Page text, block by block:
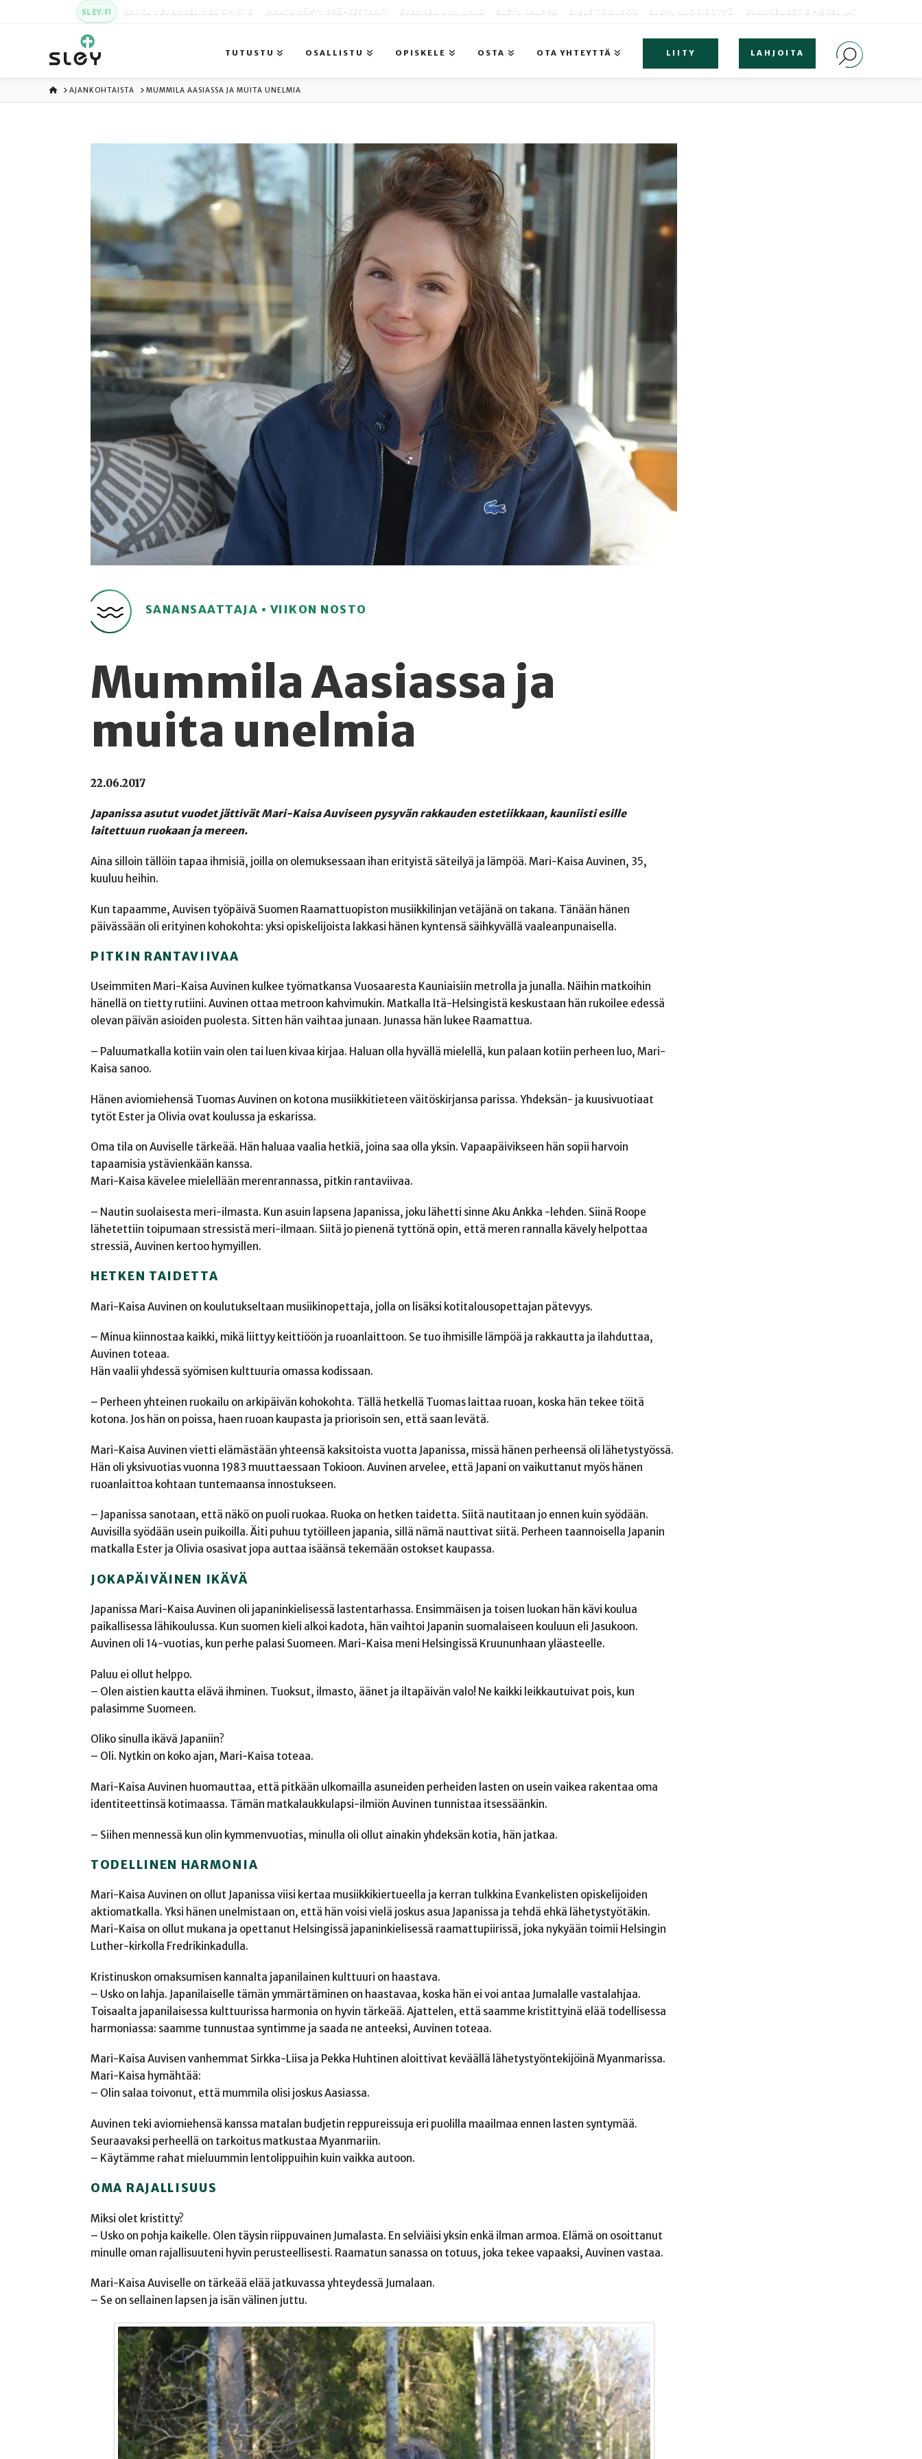
SLEY.FI KARKUN EVANKELINEN OPISTO MAATA NÄKYVISSÄ -FESTARIT EVANKELIUMIJUHLA SLEYN KAUPPA BIBLE TOOLBOX SLEYN NUORISOTYÖ EVANKELISET OPISKELIJAT
TUTUSTU OSALLISTU OPISKELE OSTA OTA YHTEYTTÄ LIITY LAHJOITA
ETUSIVU
AJANKOHTAISTA MUMMILA AASIASSA JA MUITA UNELMIA
SANANSAATTAJA • VIIKON NOSTO
Mummila Aasiassa ja
muita unelmia
22.06.2017
Japanissa asutut vuodet jättivät Mari-Kaisa Auviseen pysyvän rakkauden estetiikkaan, kauniisti esille
laitettuun ruokaan ja mereen.
Aina silloin tällöin tapaa ihmisiä, joilla on olemuksessaan ihan erityistä säteilyä ja lämpöä. Mari-Kaisa Auvinen, 35,
kuuluu heihin.
Kun tapaamme, Auvisen työpäivä Suomen Raamattuopiston musiikkilinjan vetäjänä on takana. Tänään hänen
päivässään oli erityinen kohokohta: yksi opiskelijoista lakkasi hänen kyntensä säihkyvällä vaaleanpunaisella.
PITKIN RANTAVIIVAA
Useimmiten Mari-Kaisa Auvinen kulkee työmatkansa Vuosaaresta Kauniaisiin metrolla ja junalla. Näihin matkoihin
hänellä on tietty rutiini. Auvinen ottaa metroon kahvimukin. Matkalla Itä-Helsingistä keskustaan hän rukoilee edessä
olevan päivän asioiden puolesta. Sitten hän vaihtaa junaan. Junassa hän lukee Raamattua.
– Paluumatkalla kotiin vain olen tai luen kivaa kirjaa. Haluan olla hyvällä mielellä, kun palaan kotiin perheen luo, Mari-
Kaisa sanoo.
Hänen aviomiehensä Tuomas Auvinen on kotona musiikkitieteen väitöskirjansa parissa. Yhdeksän- ja kuusivuotiaat
tytöt Ester ja Olivia ovat koulussa ja eskarissa.
Oma tila on Auviselle tärkeää. Hän haluaa vaalia hetkiä, joina saa olla yksin. Vapaapäivikseen hän sopii harvoin
tapaamisia ystävienkään kanssa.
Mari-Kaisa kävelee mielellään merenrannassa, pitkin rantaviivaa.
– Nautin suolaisesta meri-ilmasta. Kun asuin lapsena Japanissa, joku lähetti sinne Aku Ankka -lehden. Siinä Roope
lähetettiin toipumaan stressistä meri-ilmaan. Siitä jo pienenä tyttönä opin, että meren rannalla kävely helpottaa
stressiä, Auvinen kertoo hymyillen.
HETKEN TAIDETTA
Mari-Kaisa Auvinen on koulutukseltaan musiikinopettaja, jolla on lisäksi kotitalousopettajan pätevyys.
– Minua kiinnostaa kaikki, mikä liittyy keittiöön ja ruoanlaittoon. Se tuo ihmisille lämpöä ja rakkautta ja ilahduttaa,
Auvinen toteaa.
Hän vaalii yhdessä syömisen kulttuuria omassa kodissaan.
– Perheen yhteinen ruokailu on arkipäivän kohokohta. Tällä hetkellä Tuomas laittaa ruoan, koska hän tekee töitä
kotona. Jos hän on poissa, haen ruoan kaupasta ja priorisoin sen, että saan levätä.
Mari-Kaisa Auvinen vietti elämästään yhteensä kaksitoista vuotta Japanissa, missä hänen perheensä oli lähetystyössä.
Hän oli yksivuotias vuonna 1983 muuttaessaan Tokioon. Auvinen arvelee, että Japani on vaikuttanut myös hänen
ruoanlaittoa kohtaan tuntemaansa innostukseen.
– Japanissa sanotaan, että näkö on puoli ruokaa. Ruoka on hetken taidetta. Siitä nautitaan jo ennen kuin syödään.
Auvisilla syödään usein puikoilla. Äiti puhuu tytöilleen japania, sillä nämä nauttivat siitä. Perheen taannoisella Japanin
matkalla Ester ja Olivia osasivat jopa auttaa isäänsä tekemään ostokset kaupassa.
JOKAPÄIVÄINEN IKÄVÄ
Japanissa Mari-Kaisa Auvinen oli japaninkielisessä lastentarhassa. Ensimmäisen ja toisen luokan hän kävi koulua
paikallisessa lähikoulussa. Kun suomen kieli alkoi kadota, hän vaihtoi Japanin suomalaiseen kouluun eli Jasukoon.
Auvinen oli 14-vuotias, kun perhe palasi Suomeen. Mari-Kaisa meni Helsingissä Kruununhaan yläasteelle.
Paluu ei ollut helppo.
– Olen aistien kautta elävä ihminen. Tuoksut, ilmasto, äänet ja iltapäivän valo! Ne kaikki leikkautuivat pois, kun
palasimme Suomeen.
Oliko sinulla ikävä Japaniin?
– Oli. Nytkin on koko ajan, Mari-Kaisa toteaa.
Mari-Kaisa Auvinen huomauttaa, että pitkään ulkomailla asuneiden perheiden lasten on usein vaikea rakentaa oma
identiteettinsä kotimaassa. Tämän matkalaukkulapsi-ilmiön Auvinen tunnistaa itsessäänkin.
– Siihen mennessä kun olin kymmenvuotias, minulla oli ollut ainakin yhdeksän kotia, hän jatkaa.
TODELLINEN HARMONIA
Mari-Kaisa Auvinen on ollut Japanissa viisi kertaa musiikkikiertueella ja kerran tulkkina Evankelisten opiskelijoiden
aktiomatkalla. Yksi hänen unelmistaan on, että hän voisi vielä joskus asua Japanissa ja tehdä ehkä lähetystyötäkin.
Mari-Kaisa on ollut mukana ja opettanut Helsingissä japaninkielisessä raamattupiirissä, joka nykyään toimii Helsingin
Luther-kirkolla Fredrikinkadulla.
Kristinuskon omaksumisen kannalta japanilainen kulttuuri on haastava.
– Usko on lahja. Japanilaiselle tämän ymmärtäminen on haastavaa, koska hän ei voi antaa Jumalalle vastalahjaa.
Toisaalta japanilaisessa kulttuurissa harmonia on hyvin tärkeää. Ajattelen, että saamme kristittyinä elää todellisessa
harmoniassa: saamme tunnustaa syntimme ja saada ne anteeksi, Auvinen toteaa.
Mari-Kaisa Auvisen vanhemmat Sirkka-Liisa ja Pekka Huhtinen aloittivat keväällä lähetystyöntekijöinä Myanmarissa.
Mari-Kaisa hymähtää:
– Olin salaa toivonut, että mummila olisi joskus Aasiassa.
Auvinen teki aviomiehensä kanssa matalan budjetin reppureissuja eri puolilla maailmaa ennen lasten syntymää.
Seuraavaksi perheellä on tarkoitus matkustaa Myanmariin.
– Käytämme rahat mieluummin lentolippuihin kuin vaikka autoon.
OMA RAJALLISUUS
Miksi olet kristitty?
– Usko on pohja kaikelle. Olen täysin riippuvainen Jumalasta. En selviäisi yksin enkä ilman armoa. Elämä on osoittanut
minulle oman rajallisuuteni hyvin perusteellisesti. Raamatun sanassa on totuus, joka tekee vapaaksi, Auvinen vastaa.
Mari-Kaisa Auviselle on tärkeää elää jatkuvassa yhteydessä Jumalaan.
– Se on sellainen lapsen ja isän välinen juttu.